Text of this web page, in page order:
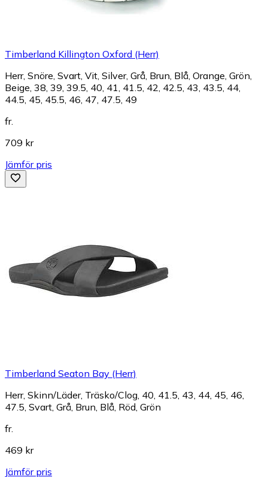
Timberland Killington Oxford (Herr)
Herr, Snöre, Svart, Vit, Silver, Grå, Brun, Blå, Orange, Grön,
Beige, 38, 39, 39.5, 40, 41, 41.5, 42, 42.5, 43, 43.5, 44,
44.5, 45, 45.5, 46, 47, 47.5, 49
fr.
709 kr
Jämför pris
Timberland Seaton Bay (Herr)
Herr, Skinn/Läder, Träsko/Clog, 40, 41.5, 43, 44, 45, 46,
47.5, Svart, Grå, Brun, Blå, Röd, Grön
fr.
469 kr
Jämför pris